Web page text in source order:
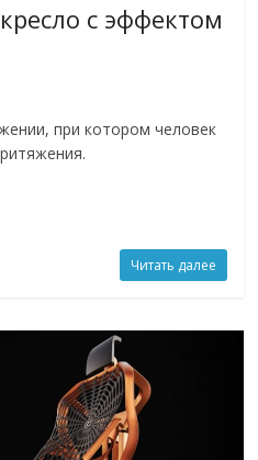
с эффектом
при котором человек
Читать далее